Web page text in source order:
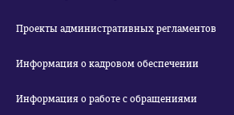
Проекты административных регламентов
Информация о кадровом обеспечении
Информация о работе с обращениями